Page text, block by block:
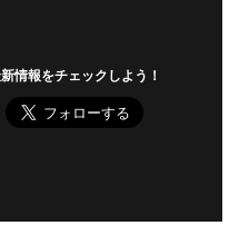
情報をチェックしよう！